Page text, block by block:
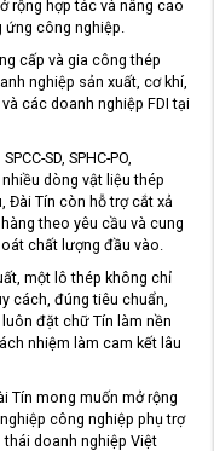
rộng hợp tác và nâng cao
công nghiệp.
cấp và gia công thép
nghiệp sản xuất, cơ khí,
các doanh nghiệp FDI tại
SD, SPHC-PO,
nhiều dòng vật liệu thép
Đài Tín còn hỗ trợ cắt xả
theo yêu cầu và cung
chất lượng đầu vào.
một lô thép không chỉ
cách, đúng tiêu chuẩn,
đặt chữ Tín làm nền
nhiệm làm cam kết lâu
Tín mong muốn mở rộng
công nghiệp phụ trợ
thái doanh nghiệp Việt